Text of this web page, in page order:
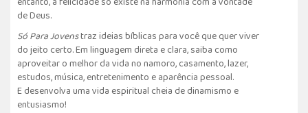
de Deus.
Só Para Jovenstraz ideias bíblicas para você que quer viver
do jeito certo. Em linguagem direta e clara, saiba como
aproveitar o melhor da vida no namoro, casamento, lazer,
estudos, música, entretenimento e aparência pessoal.
E desenvolva uma vida espiritual cheia de dinamismo e
entusiasmo!